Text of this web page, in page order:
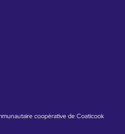
coopérative de Coaticook